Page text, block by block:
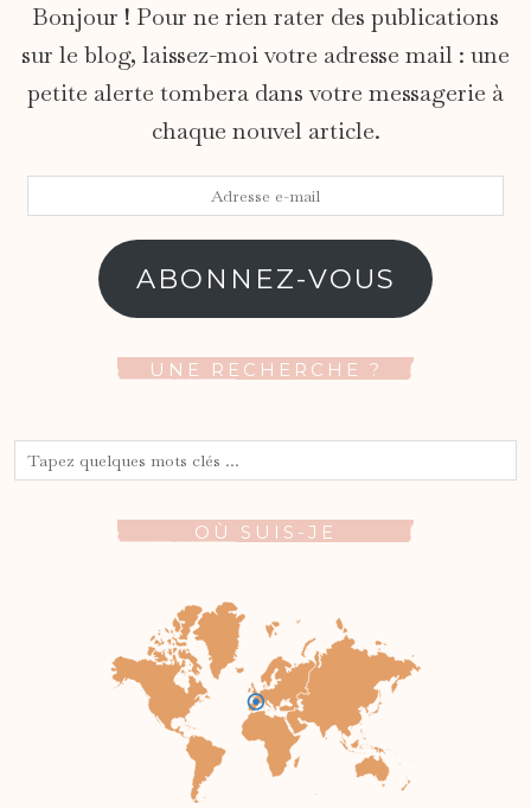
Bonjour ! Pour ne rien rater des publications
sur le blog, laissez-moi votre adresse mail : une
petite alerte tombera dans votre messagerie à
chaque nouvel article.
ABONNEZ-VOUS
UNE RECHERCHE ?
OÙ SUIS-JE